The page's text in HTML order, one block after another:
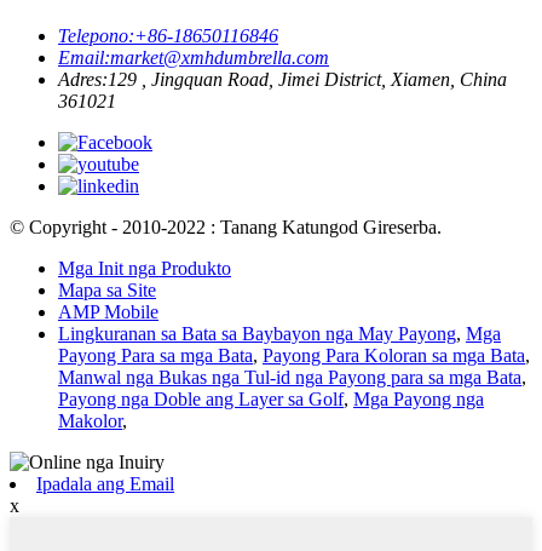
Telepono:+86-18650116846
Email:market@xmhdumbrella.com
Adres:129 , Jingquan Road, Jimei District, Xiamen, China
361021
© Copyright - 2010-2022 : Tanang Katungod Gireserba.
Mga Init nga Produkto
Mapa sa Site
AMP Mobile
Lingkuranan sa Bata sa Baybayon nga May Payong, Mga
Payong Para sa mga Bata, Payong Para Koloran sa mga Bata,
Manwal nga Bukas nga Tul-id nga Payong para sa mga Bata,
Payong nga Doble ang Layer sa Golf, Mga Payong nga
Makolor,
Ipadala ang Email
x